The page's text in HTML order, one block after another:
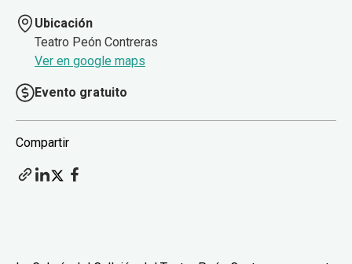
Ubicación
Teatro Peón Contreras
Ver en google maps
Evento gratuito
Compartir